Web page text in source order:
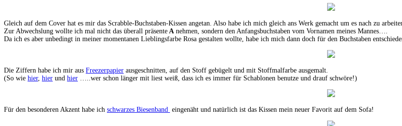
Gleich auf dem Cover hat es mir das Scrabble-Buchstaben-Kissen angetan. Also habe ich mich gleich ans Werk gemacht um es nach zu
Zur Abwechslung wollte ich mal nicht das überall präsente A nehmen, sondern den Anfangsbuchstaben vom Vornamen meines Mannes….
Da ich es aber unbedingt in meiner momentanen Lieblingsfarbe Rosa gestalten wollte, habe ich mich dann doch für den Buchstaben
Die Ziffern habe ich mir aus Freezerpapier ausgeschnitten, auf den Stoff gebügelt und mit Stoffmalfarbe ausgemalt.
(So wie hier, hier und hier …..wer schon länger mit liest weiß, dass ich es immer für Schablonen benutze und drauf schwöre!)
Für den besonderen Akzent habe ich schwarzes Biesenband eingenäht und natürlich ist das Kissen mein neuer Favorit auf dem Sofa!